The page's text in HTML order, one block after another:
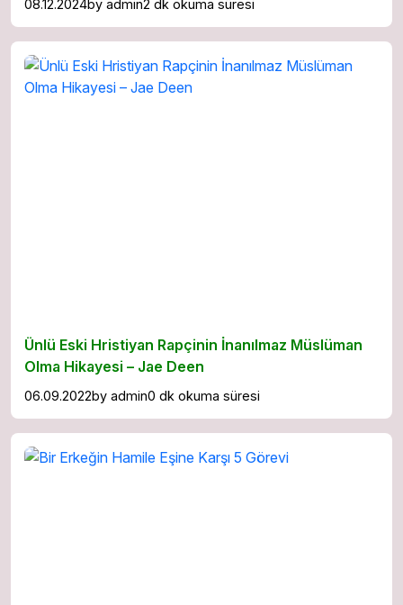
08.12.2024by admin2 dk okuma süresi
Ünlü Eski Hristiyan Rapçinin İnanılmaz Müslüman
Olma Hikayesi – Jae Deen
06.09.2022by admin0 dk okuma süresi